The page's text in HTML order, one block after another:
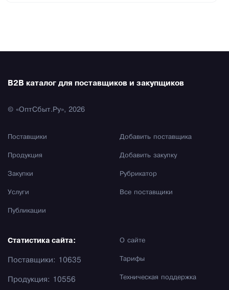
B2B каталог для поставщиков и закупщиков
© «ОптСбыт.Ру», 2026
Поставщики
Продукция
Закупки
Услуги
Публикации
Добавить поставщика
Добавить закупку
Рубрикатор
Все поставщики
О сайте
Тарифы
Техническая поддержка
Статистика сайта:
Поставщики: 10635
Продукция: 10556